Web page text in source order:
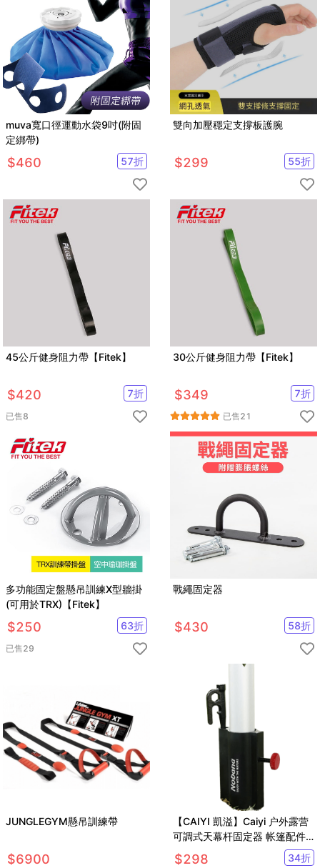
muva寬口徑運動水袋9吋(附固
定綁帶)
$460 57折
雙向加壓穩定支撐板護腕
$299 55折
45公斤健身阻力帶【Fitek】
$420 7折
已售8
30公斤健身阻力帶【Fitek】
$349 7折
已售21
多功能固定盤懸吊訓練X型牆掛
(可用於TRX)【Fitek】
$250 63折
已售29
戰繩固定器
$430 58折
JUNGLEGYM懸吊訓練帶
$6900
【CAIYI 凱溢】Caiyi 户外露营
可調式天幕杆固定器 帐篷配件
支架 固定管架 送收納袋
$298 34折